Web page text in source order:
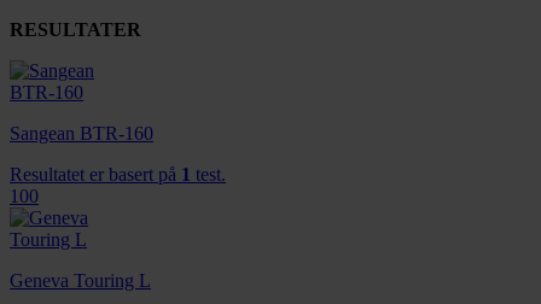
RESULTATER
Sangean BTR-160
Resultatet er basert på 1 test.
100
Geneva Touring L